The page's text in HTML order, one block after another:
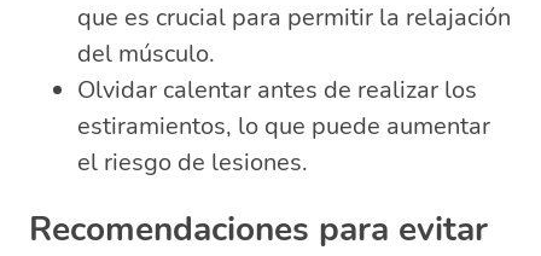
que es crucial para permitir la relajación
del músculo.
Olvidar calentar antes de realizar los
estiramientos, lo que puede aumentar
el riesgo de lesiones.
Recomendaciones para evitar